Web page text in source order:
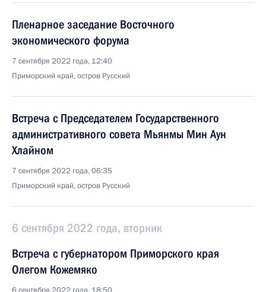
Пленарное заседание Восточного
экономического форума
7 сентября 2022 года, 12:40
Приморский край, остров Русский
Встреча с Председателем Государственного
административного совета Мьянмы Мин Аун
Хлайном
7 сентября 2022 года, 06:35
Приморский край, остров Русский
6 сентября 2022 года, вторник
Встреча с губернатором Приморского края
Олегом Кожемяко